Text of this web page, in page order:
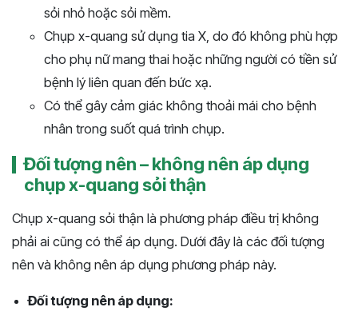
sỏi nhỏ hoặc sỏi mềm.
Chụp x-quang sử dụng tia X, do đó không phù hợp
cho phụ nữ mang thai hoặc những người có tiền sử
bệnh lý liên quan đến bức xạ.
Có thể gây cảm giác không thoải mái cho bệnh
nhân trong suốt quá trình chụp.
Đối tượng nên – không nên áp dụng
chụp x-quang sỏi thận
Chụp x-quang sỏi thận là phương pháp điều trị không
phải ai cũng có thể áp dụng. Dưới đây là các đối tượng
nên và không nên áp dụng phương pháp này.
Đối tượng nên áp dụng: